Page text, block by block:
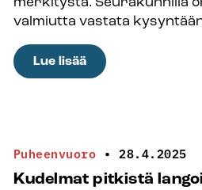
valmiutta vastata
Lue lisää:
Kansankirkon
mutta
uskonnosta
Puheenvuoro • 28.4.2025
Kudelmat pitkistä